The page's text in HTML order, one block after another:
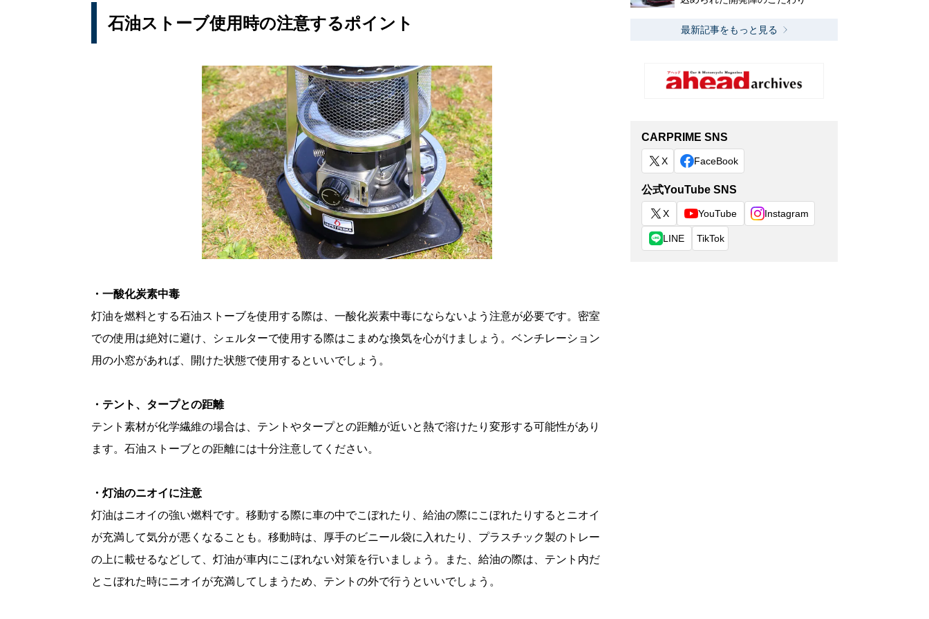
石油ストーブ使用時の注意するポイント
・一酸化炭素中毒
灯油を燃料とする石油ストーブを使用する際は、一酸化炭素中毒にならないよう注意が必要です。密室
での使用は絶対に避け、シェルターで使用する際はこまめな換気を心がけましょう。ベンチレーション
用の小窓があれば、開けた状態で使用するといいでしょう。
・テント、タープとの距離
テント素材が化学繊維の場合は、テントやタープとの距離が近いと熱で溶けたり変形する可能性があり
ます。石油ストーブとの距離には十分注意してください。
・灯油のニオイに注意
灯油はニオイの強い燃料です。移動する際に車の中でこぼれたり、給油の際にこぼれたりするとニオイ
が充満して気分が悪くなることも。移動時は、厚手のビニール袋に入れたり、プラスチック製のトレー
の上に載せるなどして、灯油が車内にこぼれない対策を行いましょう。また、給油の際は、テント内だ
とこぼれた時にニオイが充満してしまうため、テントの外で行うといいでしょう。
最新記事をもっと見る
CARPRIME SNS
X FaceBook
公式YouTube SNS
X YouTube Instagram
LINE TikTok